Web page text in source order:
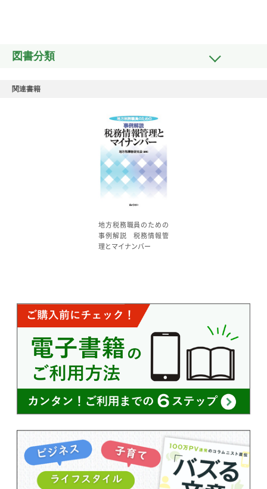
図書分類
関連書籍
地方税務職員のための
事例解説 税務情報管
理とマイナンバー